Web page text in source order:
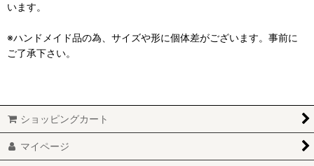
います。
※ハンドメイド品の為、サイズや形に個体差がございます。事前に
ご了承下さい。
ショッピングカート
マイページ